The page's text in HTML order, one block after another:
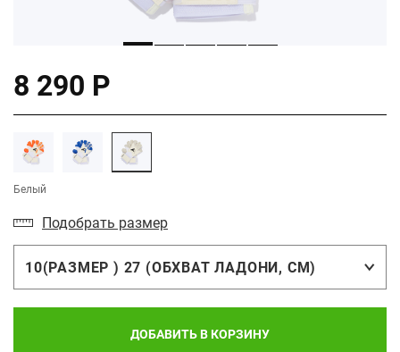
8 290 Р
Белый
Подобрать размер
10(РАЗМЕР ) 27 (ОБХВАТ ЛАДОНИ, СМ)
ДОБАВИТЬ В КОРЗИНУ